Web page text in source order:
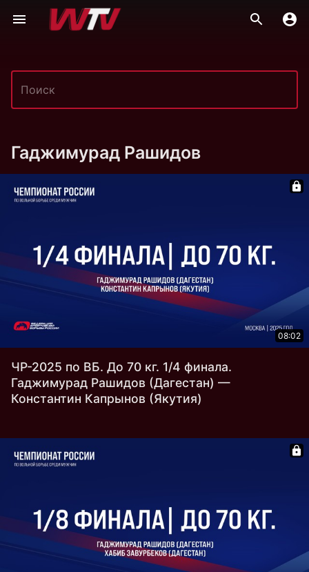
Гаджимурад Рашидов
08:02
ЧР-2025 по ВБ. До 70 кг. 1/4 финала.
Гаджимурад Рашидов (Дагестан) —
Константин Капрынов (Якутия)